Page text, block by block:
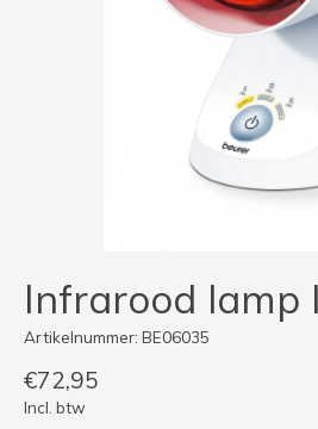
Infrarood lamp
Artikelnummer: BE06035
€72,95
Incl. btw